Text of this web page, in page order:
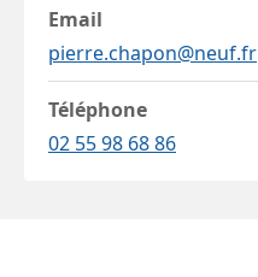
Email
pierre.chapon@neuf.fr
Téléphone
02 55 98 68 86